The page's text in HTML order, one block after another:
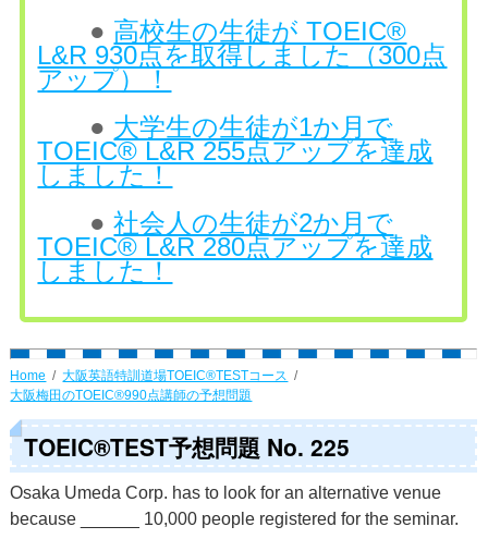
● 高校生の生徒が TOEIC®
L&R 930点を取得しました（300点
アップ）！
● 大学生の生徒が1か月で
TOEIC® L&R 255点アップを達成
しました！
●社会人の生徒が2か月で
TOEIC® L&R 280点アップを達成
しました！
Home
大阪英語特訓道場TOEIC®TESTコース
大阪梅田のTOEIC®990点講師の予想問題
TOEIC®TEST予想問題 No. 225
Osaka Umeda Corp. has to look for an alternative venue
because ______ 10,000 people registered for the seminar.